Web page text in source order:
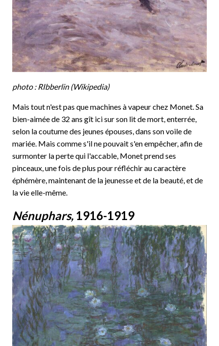
photo : RIbberlin (Wikipedia)
Mais tout n'est pas que machines à vapeur chez Monet. Sa
bien-aimée de 32 ans gît ici sur son lit de mort, enterrée,
selon la coutume des jeunes épouses, dans son voile de
mariée. Mais comme s'il ne pouvait s'en empêcher, afin de
surmonter la perte qui l'accable, Monet prend ses
pinceaux, une fois de plus pour réfléchir au caractère
éphémère, maintenant de la jeunesse et de la beauté, et de
la vie elle-même.
Nénuphars, 1916-1919